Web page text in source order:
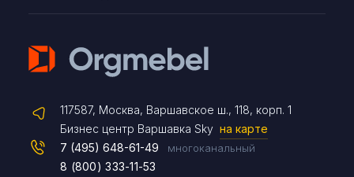
117587, Москва, Варшавское ш., 118, корп. 1
Бизнес центр Варшавка Sky на карте
7 (495) 648-61-49
многоканальный
8 (800) 333-11-53
Telegram
Max